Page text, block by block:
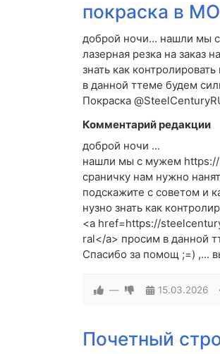
покраска в МО
доброй ночи… нашли мы
лазерная резка на заказ
знать как
в данной ттеме будем
Покраска
Комментарий редакции
доброй ночи ...
нашли мы с мужем
сраничку нам нужно
подскажите c советом и
нузно знать как
<a href=https://
ral</a> просим в данной
Спасибо за помощ ;=) ,...
— 15.03.2026
Почетный